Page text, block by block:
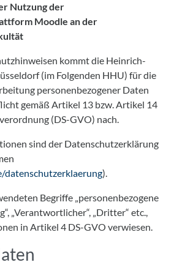
Nutzung der
Moodle an der
kommt die Heinrich-
(im Folgenden HHU) für die
personenbezogener Daten
gemäß Artikel 13 bzw. Artikel 14
(DS-GVO) nach.
sind der Datenschutzerklärung
).
Begriffe „personenbezogene
„Verantwortlicher“, „Dritter“ etc.,
in Artikel 4 DS-GVO verwiesen.